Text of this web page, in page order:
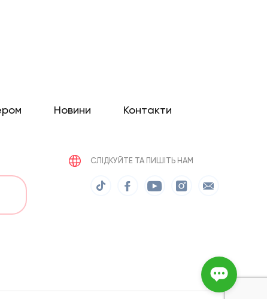
Новини Контакти
СЛІДКУЙТЕ ТА ПИШІТЬ НАМ